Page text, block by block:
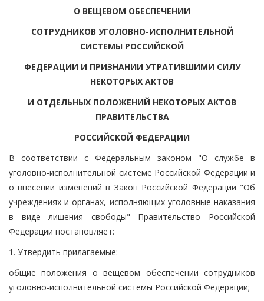
О ВЕЩЕВОМ ОБЕСПЕЧЕНИИ
СОТРУДНИКОВ УГОЛОВНО-ИСПОЛНИТЕЛЬНОЙ
СИСТЕМЫ РОССИЙСКОЙ
ФЕДЕРАЦИИ И ПРИЗНАНИИ УТРАТИВШИМИ СИЛУ
НЕКОТОРЫХ АКТОВ
И ОТДЕЛЬНЫХ ПОЛОЖЕНИЙ НЕКОТОРЫХ АКТОВ
ПРАВИТЕЛЬСТВА
РОССИЙСКОЙ ФЕДЕРАЦИИ
В соответствии с Федеральным законом "О службе в
уголовно-исполнительной системе Российской Федерации и
о внесении изменений в Закон Российской Федерации "Об
учреждениях и органах, исполняющих уголовные наказания
в виде лишения свободы" Правительство Российской
Федерации постановляет:
1. Утвердить прилагаемые:
общие положения о вещевом обеспечении сотрудников
уголовно-исполнительной системы Российской Федерации;